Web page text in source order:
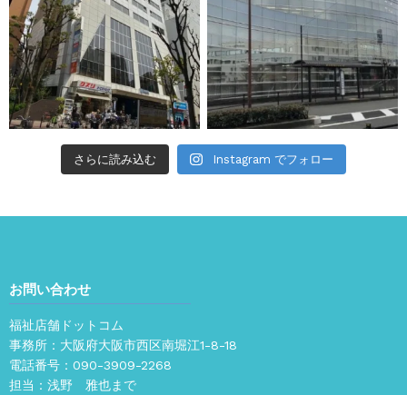
さらに読み込む Instagram でフォロー
お問い合わせ
福祉店舗ドットコム
事務所：大阪府大阪市西区南堀江1-8-18
電話番号： 090-3909-2268
担当：浅野 雅也まで